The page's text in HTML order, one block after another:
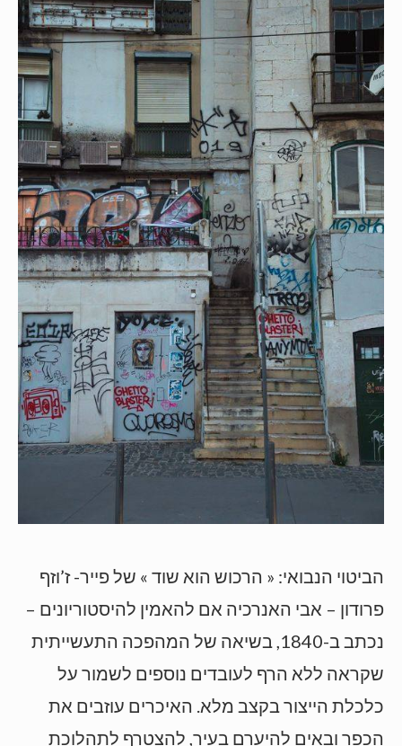
הביטוי הנבואי: « הרכוש הוא שוד » של פייר- ז’וזף
פרודון – אבי האנרכיה אם להאמין להיסטוריונים –
נכתב ב-1840, בשיאה של המהפכה התעשייתית
שקראה ללא הרף לעובדים נוספים לשמור על
כלכלת הייצור בקצב מלא. האיכרים עוזבים את
הכפר ובאים להיערם בעיר, להצטרף לתהלוכת